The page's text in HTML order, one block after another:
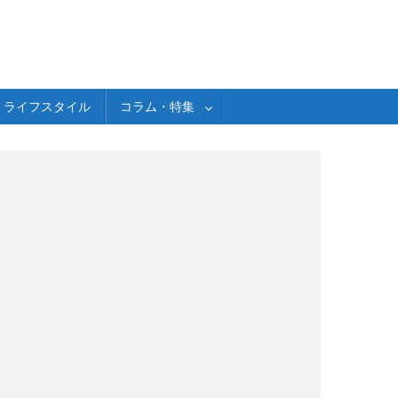
ライフスタイル コラム・特集